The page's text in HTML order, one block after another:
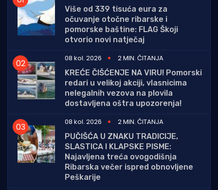
Više od 339 tisuća eura za
očuvanje otočne ribarske i
pomorske baštine: FLAG Škoji
otvorio novi natječaj
08 kol. 2026
2 MIN. ČITANJA
KREĆE ČIŠĆENJE NA VIRU! Pomorski
redari u velikoj akciji, vlasnicima
nelegalnih vezova na plovila
dostavljena oštra upozorenja!
08 kol. 2026
2 MIN. ČITANJA
PUČIŠĆA U ZNAKU TRADICIJE,
SLASTICA I KLAPSKE PISME:
Najavljena treća ovogodišnja
Ribarska večer ispred obnovljene
Peškarije